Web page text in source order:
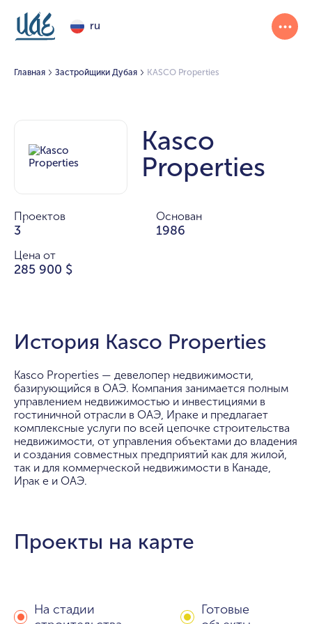
ru
Главная Застройщики Дубая KASCO Properties
Kasco
Properties
Проектов
3
Основан
1986
Цена от
285 900 $
История Kasco Properties
Kasco Properties — девелопер недвижимости,
базирующийся в ОАЭ. Компания занимается полным
управлением недвижимостью и инвестициями в
гостиничной отрасли в ОАЭ, Ираке и предлагает
комплексные услуги по всей цепочке строительства
недвижимости, от управления объектами до владения
и создания совместных предприятий как для жилой,
так и для коммерческой недвижимости в Канаде,
Ирак е и ОАЭ.
Проекты на карте
На стадии
Готовые